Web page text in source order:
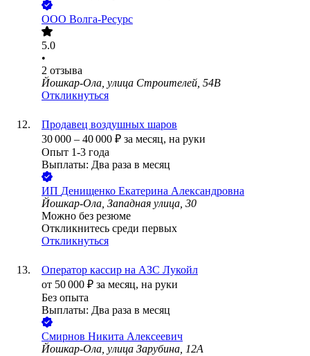
ООО Волга-Ресурс
5.0
•
2 отзыва
Йошкар-Ола, улица Строителей, 54В
Откликнуться
Продавец воздушных шаров
30 000 – 40 000 ₽ за месяц, на руки
Опыт 1-3 года
Выплаты: Два раза в месяц
ИП Денищенко Екатерина Александровна
Йошкар-Ола, Западная улица, 30
Можно без резюме
Откликнитесь среди первых
Откликнуться
Оператор кассир на АЗС Лукойл
от 50 000 ₽ за месяц, на руки
Без опыта
Выплаты: Два раза в месяц
Смирнов Никита Алексеевич
Йошкар-Ола, улица Зарубина, 12А